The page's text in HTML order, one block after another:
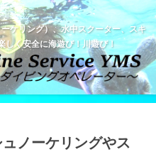
ケリング）、水中スクーター、スキ
しく安全に海遊び！川遊び！
ノーケリングやス